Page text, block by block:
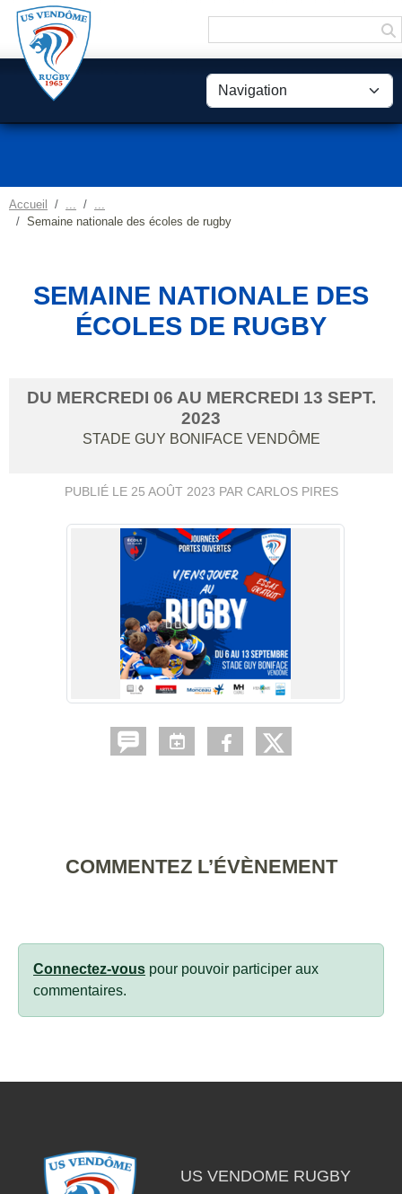
Accueil
Semaine nationale des écoles de rugby
SEMAINE NATIONALE DES
ÉCOLES DE RUGBY
DU MERCREDI 06 AU MERCREDI 13 SEPT.
2023
STADE GUY BONIFACE VENDÔME
PUBLIÉ LE 25 AOÛT 2023 PAR CARLOS PIRES
COMMENTEZ L’ÉVÈNEMENT
Connectez-vous pour pouvoir participer aux
commentaires.
US VENDOME RUGBY
Panneau de gestion des cookies